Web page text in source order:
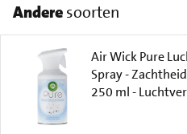
Anderesoorten
Air Wick Pure
Spray -
250 ml -